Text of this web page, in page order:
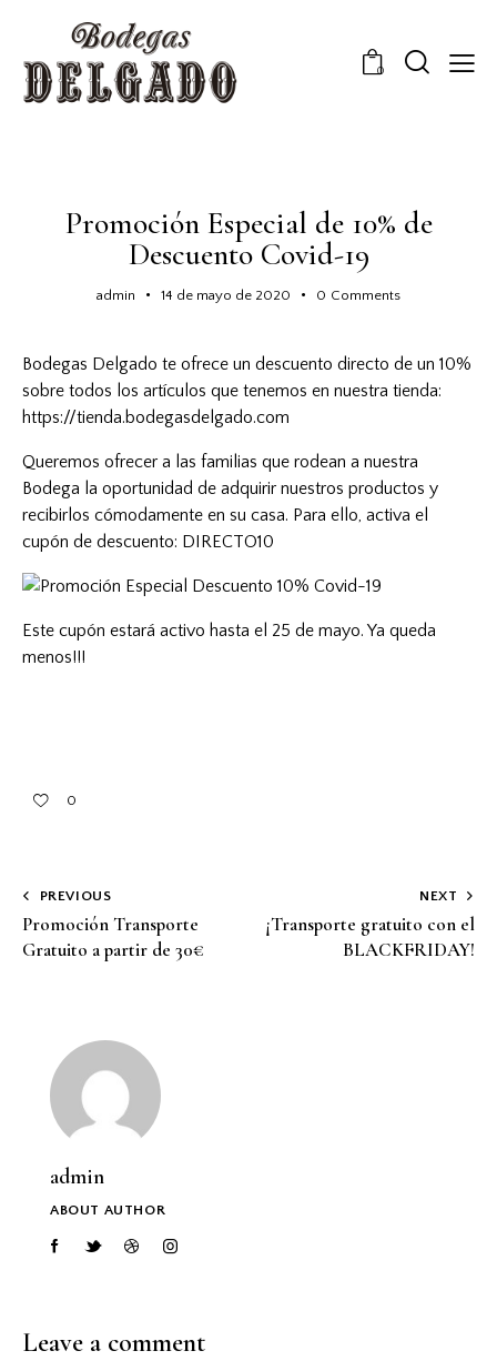
0
Promoción Especial de 10% de
Descuento Covid-19
admin 14 de mayo de 2020 0 Comments
Bodegas Delgado te ofrece un descuento directo de un 10%
sobre todos los artículos que tenemos en nuestra tienda:
https://tienda.bodegasdelgado.com
Queremos ofrecer a las familias que rodean a nuestra
Bodega la oportunidad de adquirir nuestros productos y
recibirlos cómodamente en su casa. Para ello, activa el
cupón de descuento: DIRECTO10
Este cupón estará activo hasta el 25 de mayo. Ya queda
menos!!!
0
PREVIOUS
Promoción Transporte
Gratuito a partir de 30€
NEXT
¡Transporte gratuito con el
BLACKFRIDAY!
admin
ABOUT AUTHOR
Leave a comment